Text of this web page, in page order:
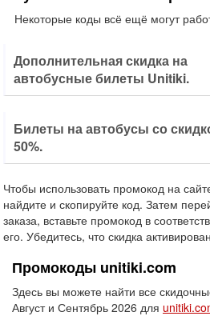
Некоторые коды всё ещё могут
Дополнительная скидка на
автобусные билеты Unitiki.
Билеты на автобусы со
50%.
Чтобы использовать промокод на
найдите и скопируйте код. Затем
заказа, вставьте промокод в
его. Убедитесь, что скидка
Промокоды unitiki.com
Здесь вы можете найти все
Август и Сентябрь 2026 для